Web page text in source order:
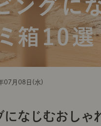
07月08日(水)
になじむおし